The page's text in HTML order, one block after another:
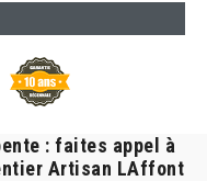
: faites appel à
Artisan LAffont